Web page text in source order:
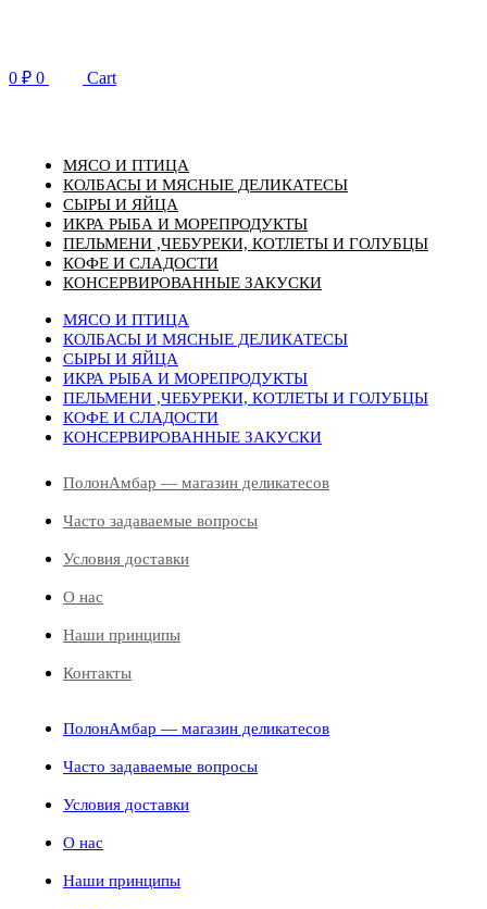
0 ₽ 0 Cart
МЯСО И ПТИЦА
КОЛБАСЫ И МЯСНЫЕ ДЕЛИКАТЕСЫ
СЫРЫ И ЯЙЦА
ИКРА РЫБА И МОРЕПРОДУКТЫ
ПЕЛЬМЕНИ ,ЧЕБУРЕКИ, КОТЛЕТЫ И ГОЛУБЦЫ
КОФЕ И СЛАДОСТИ
КОНСЕРВИРОВАННЫЕ ЗАКУСКИ
МЯСО И ПТИЦА
КОЛБАСЫ И МЯСНЫЕ ДЕЛИКАТЕСЫ
СЫРЫ И ЯЙЦА
ИКРА РЫБА И МОРЕПРОДУКТЫ
ПЕЛЬМЕНИ ,ЧЕБУРЕКИ, КОТЛЕТЫ И ГОЛУБЦЫ
КОФЕ И СЛАДОСТИ
КОНСЕРВИРОВАННЫЕ ЗАКУСКИ
ПолонАмбар — магазин деликатесов
Часто задаваемые вопросы
Условия доставки
О нас
Наши принципы
Контакты
ПолонАмбар — магазин деликатесов
Часто задаваемые вопросы
Условия доставки
О нас
Наши принципы